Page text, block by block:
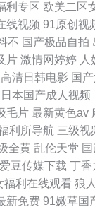
利专区 欧美二区
线视频 91原创视
不 国产极品自拍
片 激情网婷婷 人
高清日韩电影 国
日本国产成人视频
毛片 最新黄色av
利所导航 三级视
全黄 乱伦天堂
爱豆传媒下载 丁香
福利在线观看 狼
新免费 91嫩草国